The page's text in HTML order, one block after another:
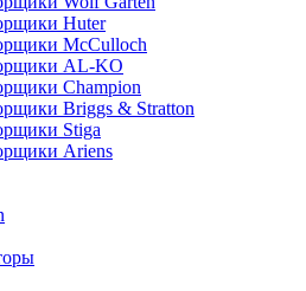
Huter
McCulloch
AL-KO
Champion
Briggs & Stratton
Stiga
Ariens